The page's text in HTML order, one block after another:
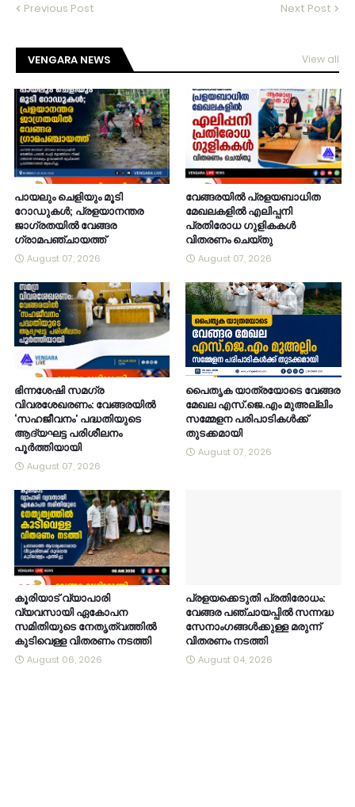
Previous Post Next Post
VENGARA NEWS View all
പായലും ചെളിയും മൂടി
റോഡുകൾ; പ്രളയാനന്തര
ജാഗ്രതയിൽ വേങ്ങര
ഗ്രാമപഞ്ചായത്ത്
August 07, 2026
വേങ്ങരയിൽ പ്രളയബാധിത
മേഖലകളിൽ എലിപ്പനി
പ്രതിരോധ ഗുളികകൾ
വിതരണം ചെയ്തു
August 07, 2026
ഭിന്നശേഷി സമഗ്ര
വിവരശേഖരണം: വേങ്ങരയിൽ
‘സഹജീവനം’ പദ്ധതിയുടെ
ആദ്യഘട്ട പരിശീലനം
പൂർത്തിയായി
August 07, 2026
പൈതൃക യാത്രയോടെ വേങ്ങര
മേഖല എസ്.ജെ.എം മുഅല്ലിം
സമ്മേളന പരിപാടികൾക്ക്
തുടക്കമായി
August 07, 2026
കൂരിയാട് വ്യാപാരി
വ്യവസായി ഏകോപന
സമിതിയുടെ നേതൃത്വത്തിൽ
കുടിവെള്ള വിതരണം നടത്തി
August 06, 2026
പ്രളയക്കെടുതി പ്രതിരോധം:
വേങ്ങര പഞ്ചായപ്പിൽ സന്നദ്ധ
സേനാംഗങ്ങൾക്കുള്ള മരുന്ന്
വിതരണം നടത്തി
August 04, 2026